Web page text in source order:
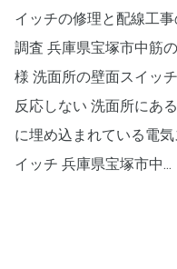
イッチの修理と配線工
調査 兵庫県宝塚市中筋
様 洗面所の壁面スイッ
反応しない 洗面所にあ
に埋め込まれている電気
イッチ 兵庫県宝塚市中...